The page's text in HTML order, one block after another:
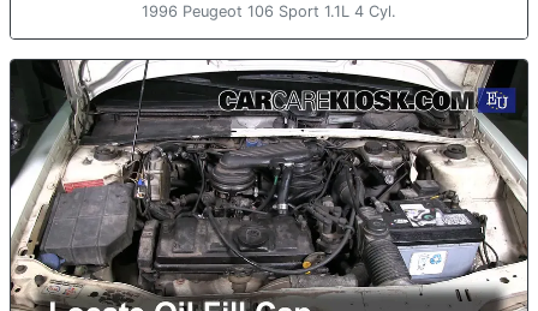
1996 Peugeot 106 Sport 1.1L 4 Cyl.